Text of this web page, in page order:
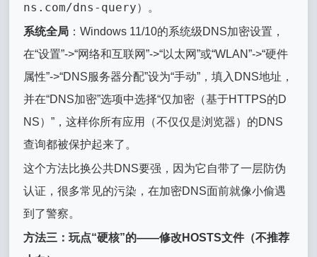
ns.com/dns-query）。
系统全局 ：Windows 11/10的系统级DNS加密设置，
在“设置”->“网络和互联网”->“以太网”或“WLAN”->“硬件
属性”->“DNS服务器分配”设为“手动”，填入DNS地址，
并在“DNS加密”选项中选择“仅加密（基于HTTPS的D
NS）”，这样你所有应用（不仅仅是浏览器）的DNS
查询都被保护起来了。
这个方法比换公共DNS要强，因为它自带了一层防伪
认证，很多常见的污染，在加密DNS面前就像小偷遇
到了警察。
方法三：玩点“硬核”的——修改HOSTS文件（不推荐